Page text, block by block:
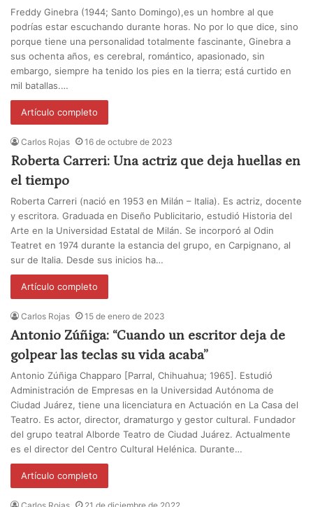
Freddy Ginebra (1944; Santo Domingo),es un hombre al que
podrías estar escuchando durante horas. No por lo que dice, sino
porque tiene una personalidad totalmente fascinante, Ginebra a
sus ochenta años, es cerebral, romántico, apasionado, sin
embargo, siempre ha tenido los pies en la tierra; está curtido en
mil batallas.…
Artículo completo
Carlos Rojas 16 de octubre de 2023
Roberta Carreri: Una actriz que deja huellas en
el tiempo
Roberta Carreri (nació en 1953 en Milán – Italia). Es actriz, docente
y escritora. Graduada en Diseño Publicitario, estudió Historia del
Arte en la Universidad Estatal de Milán. Se incorporó al Odin
Teatret en 1974 durante la estancia del grupo, en Carpignano, al
sur de Italia. Desde sus inicios ha…
Artículo completo
Carlos Rojas 15 de enero de 2023
Antonio Zúñiga: “Cuando un escritor deja de
golpear las teclas su vida acaba”
Antonio Zúñiga Chapparo [Parral, Chihuahua; 1965]. Estudió
Administración de Empresas en la Universidad Autónoma de
Ciudad Juárez, tiene una licenciatura en Actuación en La Casa del
Teatro. Es actor, director, dramaturgo y gestor cultural. Fundador
del grupo teatral Alborde Teatro de Ciudad Juárez. Actualmente
es el director del Centro Cultural Helénica. Durante…
Artículo completo
Carlos Rojas 21 de diciembre de 2022